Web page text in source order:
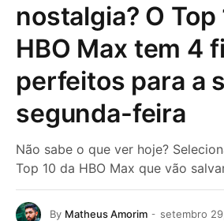
nostalgia? O Top
HBO Max tem 4
perfeitos para a
segunda-feira
Não sabe o que ver hoje?
Top 10 da HBO Max que vão
By Matheus Amorim
setembro